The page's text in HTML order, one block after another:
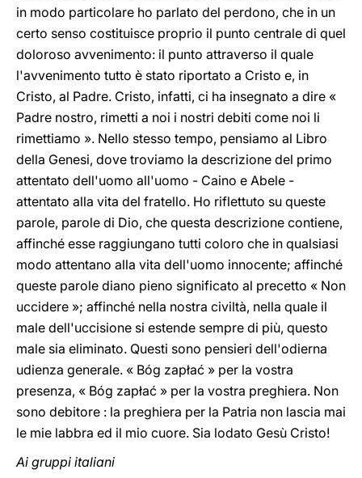
in modo particolare ho parlato del perdono, che in un
certo senso costituisce proprio il punto centrale di quel
doloroso avvenimento: il punto attraverso il quale
l'avvenimento tutto è stato riportato a Cristo e, in
Cristo, al Padre. Cristo, infatti, ci ha insegnato a dire «
Padre nostro, rimetti a noi i nostri debiti come noi li
rimettiamo ». Nello stesso tempo, pensiamo al Libro
della Genesi, dove troviamo la descrizione del primo
attentato dell'uomo all'uomo - Caino e Abele -
attentato alla vita del fratello. Ho riflettuto su queste
parole, parole di Dio, che questa descrizione contiene,
affinché esse raggiungano tutti coloro che in qualsiasi
modo attentano alla vita dell'uomo innocente; affinché
queste parole diano pieno significato al precetto « Non
uccidere »; affinché nella nostra civiltà, nella quale il
male dell'uccisione si estende sempre di più, questo
male sia eliminato. Questi sono pensieri dell'odierna
udienza generale. « Bóg zapłać » per la vostra
presenza, « Bóg zapłać » per la vostra preghiera. Non
sono debitore : la preghiera per la Patria non lascia mai
le mie labbra ed il mio cuore. Sia lodato Gesù Cristo!
Ai gruppi italiani